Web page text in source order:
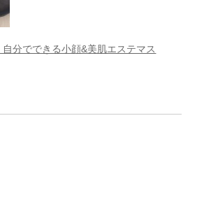
自分でできる小顔&美肌エステマス